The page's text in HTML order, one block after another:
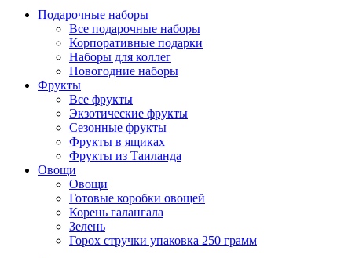
Подарочные наборы
Все подарочные наборы
Корпоративные подарки
Наборы для коллег
Новогодние наборы
Фрукты
Все фрукты
Экзотические фрукты
Сезонные фрукты
Фрукты в ящиках
Фрукты из Таиланда
Овощи
Овощи
Готовые коробки овощей
Корень галангала
Зелень
Горох стручки упаковка 250 грамм